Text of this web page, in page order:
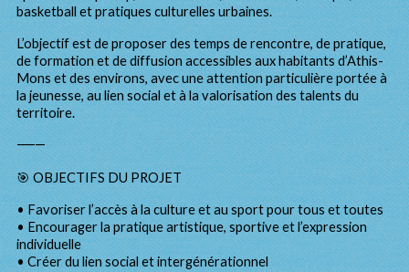
basketball et pratiques culturelles urbaines.
L’objectif est de proposer des temps de rencontre, de pratique,
de formation et de diffusion accessibles aux habitants d’Athis-
Mons et des environs, avec une attention particulière portée à
la jeunesse, au lien social et à la valorisation des talents du
territoire.
⸻
🎯 OBJECTIFS DU PROJET
• Favoriser l’accès à la culture et au sport pour tous et toutes
• Encourager la pratique artistique, sportive et l’expression
individuelle
• Créer du lien social et intergénérationnel